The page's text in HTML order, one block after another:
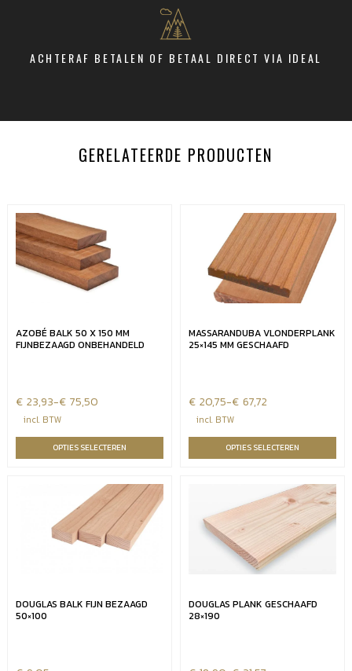
ACHTERAF BETALEN OF BETAAL DIRECT VIA IDEAL
GERELATEERDE PRODUCTEN
AZOBÉ BALK 50 X 150 MM
FIJNBEZAAGD ONBEHANDELD
€ 23,93-€ 75,50
Prijsklasse:
€23,93
tot
incl. BTW
OPTIES SELECTEREN
MASSARANDUBA VLONDERPLANK
25×145 MM GESCHAAFD
€ 20,75-€ 67,72
Prijsklasse:
€20,75
tot
incl. BTW
OPTIES SELECTEREN
DOUGLAS BALK FIJN BEZAAGD
50×100
DOUGLAS PLANK GESCHAAFD
28×190